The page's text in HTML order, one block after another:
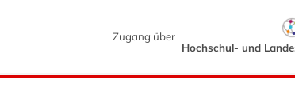
Zugang über
Hochschul- und